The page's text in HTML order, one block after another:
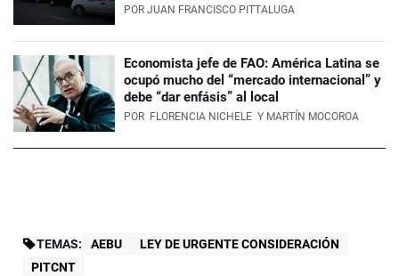
POR JUAN FRANCISCO PITTALUGA
Economista jefe de FAO: América Latina se
ocupó mucho del “mercado internacional” y
debe “dar enfásis” al local
POR FLORENCIA NICHELE Y MARTÍN MOCOROA
TEMAS: AEBU
LEY DE URGENTE CONSIDERACIÓN
PITCNT